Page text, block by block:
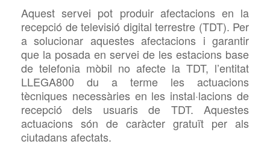
Aquest servei pot produir afectacions en la
recepció de televisió digital terrestre (TDT). Per
a solucionar aquestes afectacions i garantir
que la posada en servei de les estacions base
de telefonia mòbil no afecte la TDT, l’entitat
LLEGA800 du a terme les actuacions
tècniques necessàries en les instal·lacions de
recepció dels usuaris de TDT. Aquestes
actuacions són de caràcter gratuït per als
ciutadans afectats.